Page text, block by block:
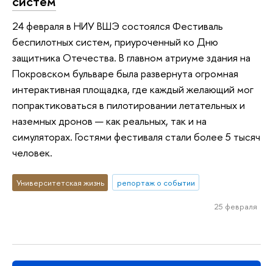
24 февраля в НИУ ВШЭ состоялся Фестиваль
беспилотных систем, приуроченный ко Дню
защитника Отечества. В главном атриуме здания на
Покровском бульваре была развернута огромная
интерактивная площадка, где каждый желающий мог
попрактиковаться в пилотировании летательных и
наземных дронов — как реальных, так и на
симуляторах. Гостями фестиваля стали более 5 тысяч
человек.
Университетская жизнь репортаж о событии
25 февраля